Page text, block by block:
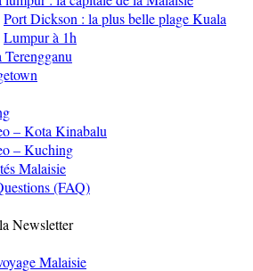
Port Dickson : la plus belle plage Kuala
Lumpur à 1h
– Kota Kinabalu
– Kuching
Malaisie
(FAQ)
Newsletter
Malaisie